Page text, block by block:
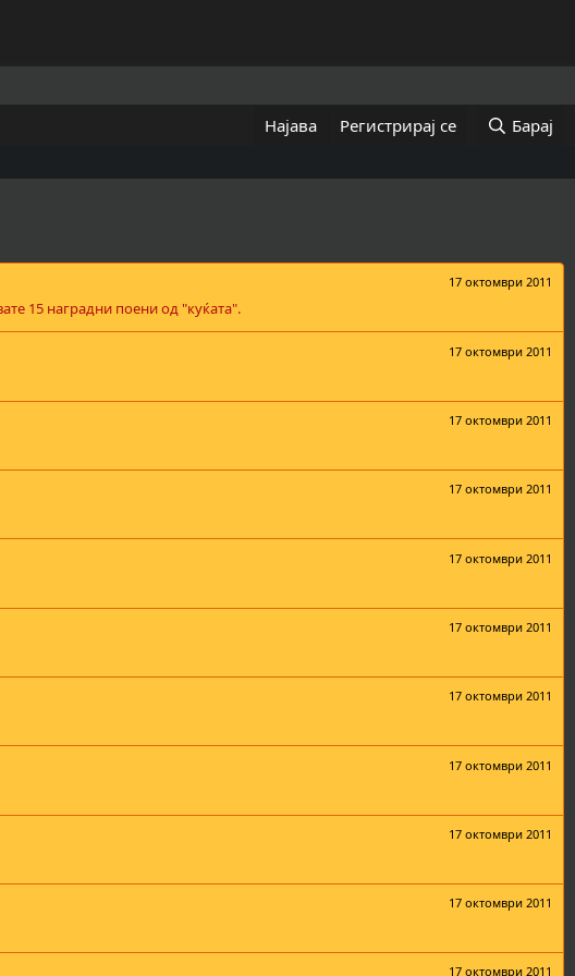
Најава Регистрирај се Барај
17 октомври 2011
15 наградни поени од "куќата".
17 октомври 2011
17 октомври 2011
17 октомври 2011
17 октомври 2011
17 октомври 2011
17 октомври 2011
17 октомври 2011
17 октомври 2011
17 октомври 2011
17 октомври 2011